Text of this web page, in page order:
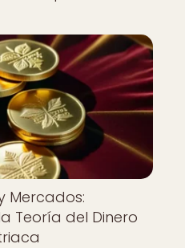
Mercados:
Teoría del Dinero